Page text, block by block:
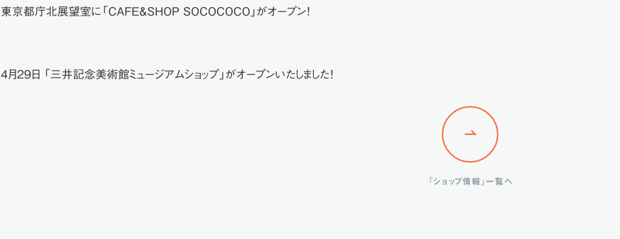
東京都庁北展望室に「CAFE&SHOP SOCOCOCO」がオープン！
4月29日 「三井記念美術館ミュージアムショップ」がオープンいたしました！
「ショップ情報」一覧へ